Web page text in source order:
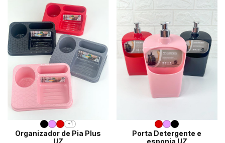
+1
Organizador de Pia Plus
UZ
Porta Detergente e
esponja UZ